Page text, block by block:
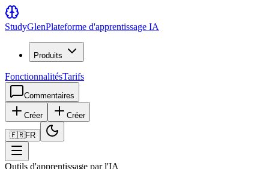
StudyGlenPlateforme d'apprentissage IA
Produits
FonctionnalitésTarifs
Commentaires
Créer Créer
🇫🇷FR
Outils d'apprentissage par l'IA